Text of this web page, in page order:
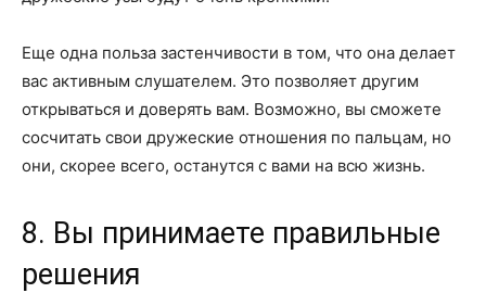
Еще одна польза застенчивости в том, что она делает
вас активным слушателем. Это позволяет другим
открываться и доверять вам. Возможно, вы сможете
сосчитать свои дружеские отношения по пальцам, но
они, скорее всего, останутся с вами на всю жизнь.
8. Вы принимаете правильные
решения